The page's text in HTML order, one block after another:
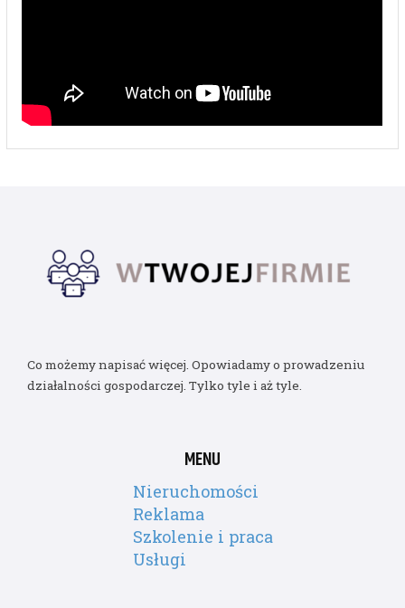
Co możemy napisać więcej. Opowiadamy o prowadzeniu
działalności gospodarczej. Tylko tyle i aż tyle.
MENU
Nieruchomości
Reklama
Szkolenie i praca
Usługi